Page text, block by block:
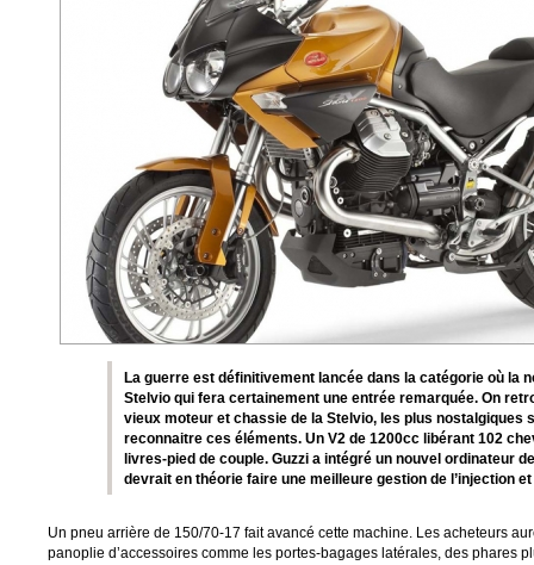
La guerre est définitivement lancée dans la catégorie où la
Stelvio qui fera certainement une entrée remarquée. On
vieux moteur et chassie de la Stelvio, les plus nostalgiques
reconnaitre ces éléments. Un V2 de 1200cc libérant 102
livres-pied de couple. Guzzi a intégré un nouvel ordinateur
devrait en théorie faire une meilleure gestion de l’injection et
Un pneu arrière de 150/70-17 fait avancé cette machine. Les acheteurs
panoplie d’accessoires comme les portes-bagages latérales, des phares